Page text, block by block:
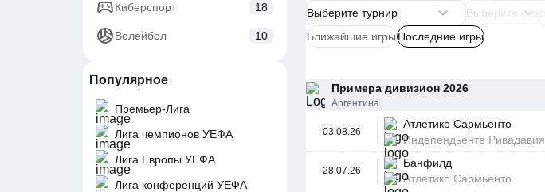
Киберспорт 18
Волейбол 10
Популярное
Премьер-Лига
Лига чемпионов УЕФА
Лига Европы УЕФА
Лига конференций УЕФА
Ближайшие игрыПоследние игры
Примера дивизион 2026
Аргентина
03.08.26
Атлетико Сармьенто
Индепендьенте Ривадавия
28.07.26
Банфилд
Атлетико Сармьенто